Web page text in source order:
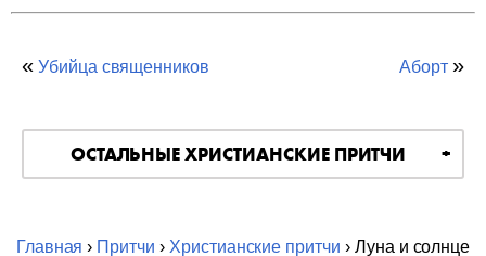
« Убийца священников Аборт »
ОСТАЛЬНЫЕ ХРИСТИАНСКИЕ ПРИТЧИ
Главная › Притчи › Христианские притчи › Луна и солнце